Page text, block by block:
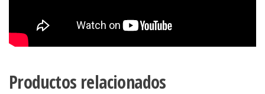
Productos relacionados